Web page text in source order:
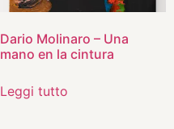
Dario Molinaro – Una
mano en la cintura
Leggi tutto